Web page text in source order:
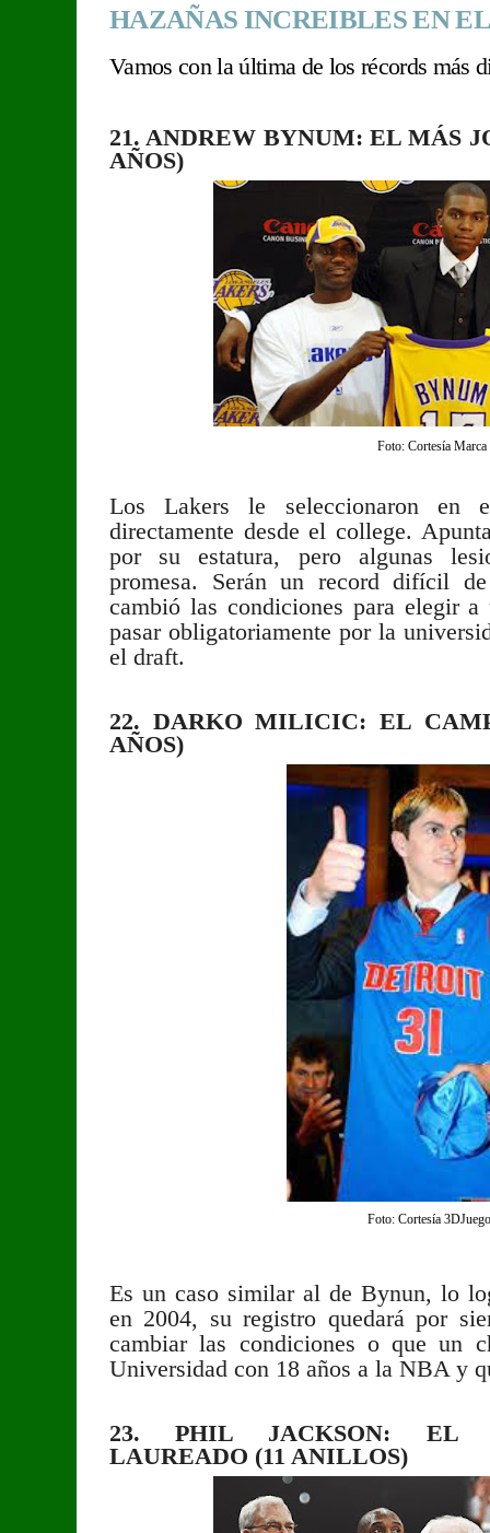
HAZAÑAS INCREIBLES EN
Vamos con la última de losrécords más
21. ANDREW BYNUM: EL MÁS
AÑOS)
Foto: Cortesía Marca
Los Lakers le seleccionaron
directamente desde el college.
por su estatura, pero algunas
promesa. Serán un record difícil
cambió las condiciones para elegir a
pasar obligatoriamente por la
el draft.
22. DARKO MILICIC: EL
AÑOS)
Foto: Cortesía
Es un caso similar al de Bynun, lo
en 2004, su registro quedará por
cambiar las condiciones o que un
Universidad con 18 años a la NBA y
23. PHIL JACKSON: EL
LAUREADO (11 ANILLOS)